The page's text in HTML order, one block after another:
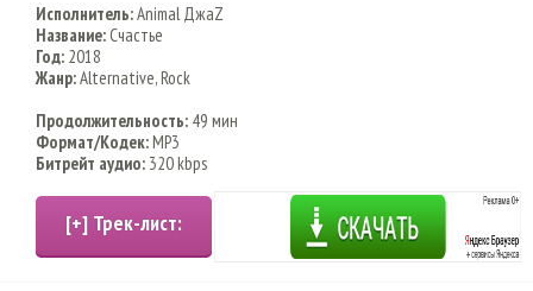
Исполнитель:Animal ДжаZ
Название:Счастье
Год: 2018
Жанр:Alternative, Rock
Продолжительность: 49 мин
Формат/Кодек:MP3
Битрейт аудио: 320 kbps